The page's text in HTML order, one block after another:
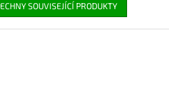
SOUVISEJÍCÍ PRODUKTY